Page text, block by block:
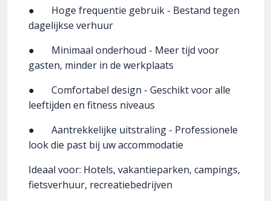
● Hoge frequentie gebruik - Bestand tegen
dagelijkse verhuur
● Minimaal onderhoud - Meer tijd voor
gasten, minder in de werkplaats
● Comfortabel design - Geschikt voor alle
leeftijden en fitness niveaus
● Aantrekkelijke uitstraling - Professionele
look die past bij uw accommodatie
Ideaal voor: Hotels, vakantieparken, campings,
fietsverhuur, recreatiebedrijven